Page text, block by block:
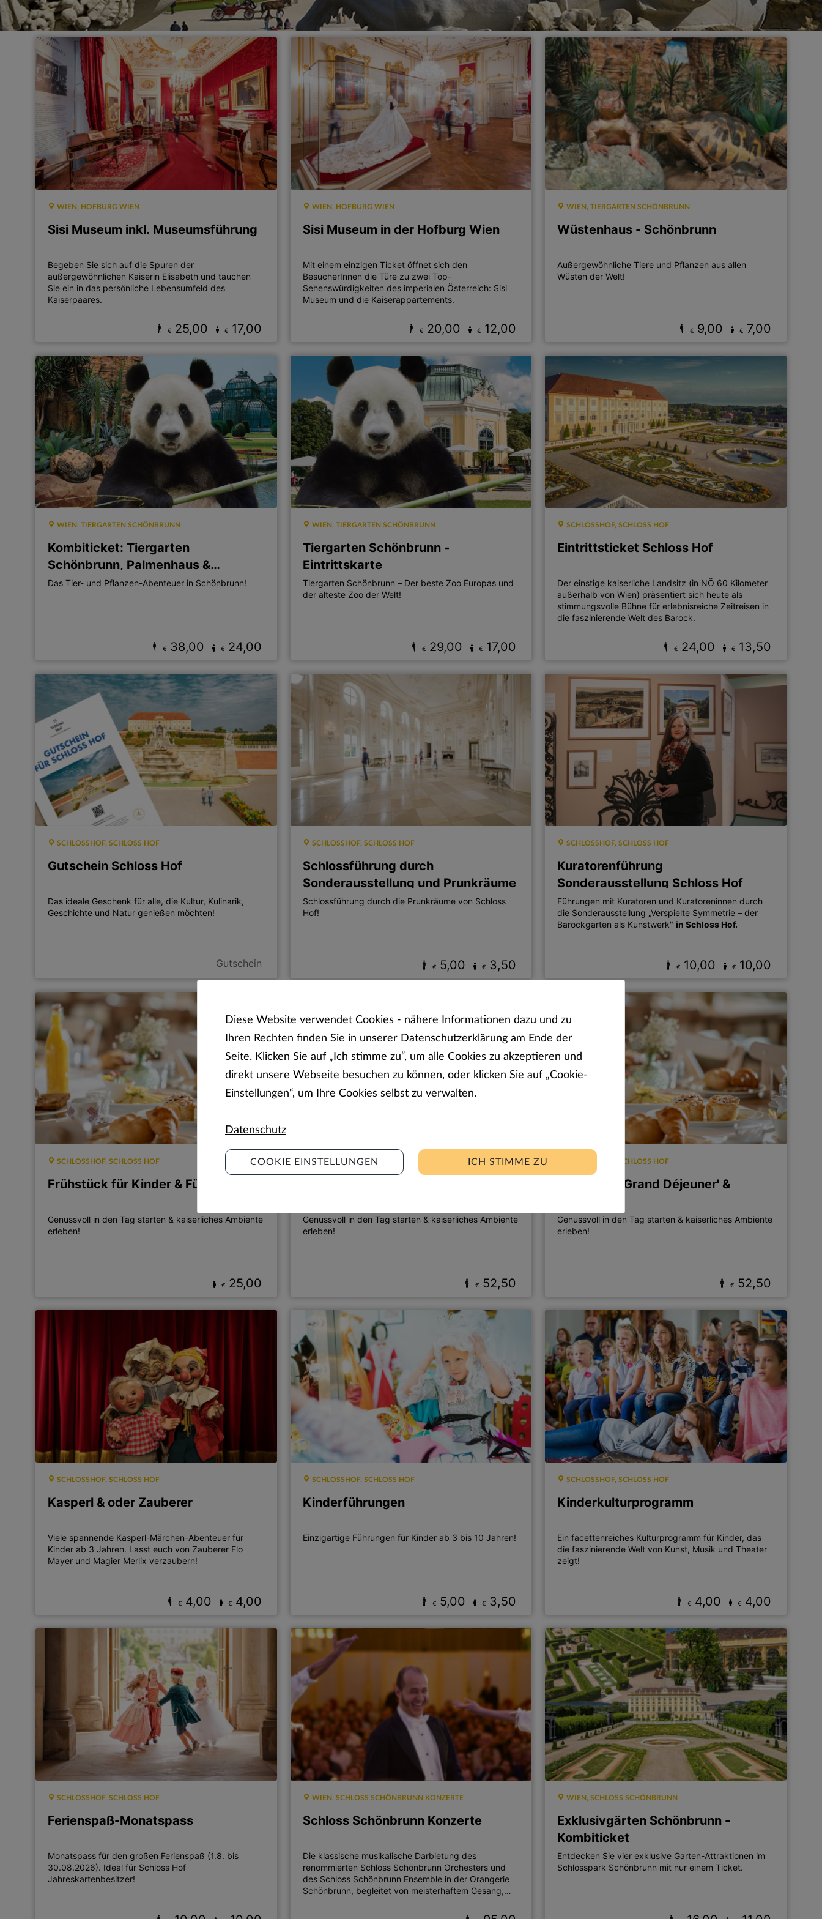
WIEN, HOFBURG WIEN
Sisi Museum inkl. Museumsführung
Begeben Sie sich auf die Spuren der
außergewöhnlichen Kaiserin Elisabeth und tauchen
Sie ein in das persönliche Lebensumfeld des
Kaiserpaares.
€ 25,00 € 17,00
WIEN, HOFBURG WIEN
Sisi Museum in der Hofburg Wien
Mit einem einzigen Ticket öffnet sich den
BesucherInnen die Türe zu zwei Top-
Sehenswürdigkeiten des imperialen Österreich: Sisi
Museum und die Kaiserappartements.
€ 20,00 € 12,00
WIEN, TIERGARTEN SCHÖNBRUNN
Wüstenhaus - Schönbrunn
Außergewöhnliche Tiere und Pflanzen aus allen
Wüsten der Welt!
€ 9,00 € 7,00
WIEN, TIERGARTEN SCHÖNBRUNN
Kombiticket: Tiergarten
Schönbrunn, Palmenhaus &
Wüstenhaus
Das Tier- und Pflanzen-Abenteuer in Schönbrunn!
€ 38,00 € 24,00
WIEN, TIERGARTEN SCHÖNBRUNN
Tiergarten Schönbrunn -
Eintrittskarte
Tiergarten Schönbrunn – Der beste Zoo Europas und
der älteste Zoo der Welt!
€ 29,00 € 17,00
SCHLOSSHOF, SCHLOSS HOF
Eintrittsticket Schloss Hof
Der einstige kaiserliche Landsitz (in NÖ 60 Kilometer
außerhalb von Wien) präsentiert sich heute als
stimmungsvolle Bühne für erlebnisreiche Zeitreisen in
die faszinierende Welt des Barock.
€ 24,00 € 13,50
SCHLOSSHOF, SCHLOSS HOF
Gutschein Schloss Hof
Das ideale Geschenk für alle, die Kultur, Kulinarik,
Geschichte und Natur genießen möchten!
Gutschein
SCHLOSSHOF, SCHLOSS HOF
Schlossführung durch
Sonderausstellung und Prunkräume
Schlossführung durch die Prunkräume von Schloss
Hof!
€ 5,00 € 3,50
SCHLOSSHOF, SCHLOSS HOF
Kuratorenführung
Sonderausstellung Schloss Hof
Führungen mit Kuratoren und Kuratoreninnen durch
die Sonderausstellung „Verspielte Symmetrie – der
Barockgarten als Kunstwerk" in Schloss Hof.
€ 10,00 € 10,00
SCHLOSSHOF, SCHLOSS HOF
Frühstück für Kinder & Führung
Genussvoll in den Tag starten & kaiserliches Ambiente
erleben!
€ 25,00
SCHLOSSHOF, SCHLOSS HOF
Genussvoll in den Tag starten & kaiserliches Ambiente
erleben!
€ 52,50
SCHLOSSHOF, SCHLOSS HOF
Frühstück 'Grand Déjeuner' &
Genussvoll in den Tag starten & kaiserliches Ambiente
erleben!
€ 52,50
SCHLOSSHOF, SCHLOSS HOF
Kasperl & oder Zauberer
Viele spannende Kasperl-Märchen-Abenteuer für
Kinder ab 3 Jahren. Lasst euch von Zauberer Flo
Mayer und Magier Merlix verzaubern!
€ 4,00 € 4,00
SCHLOSSHOF, SCHLOSS HOF
Kinderführungen
Einzigartige Führungen für Kinder ab 3 bis 10 Jahren!
€ 5,00 € 3,50
SCHLOSSHOF, SCHLOSS HOF
Kinderkulturprogramm
Ein facettenreiches Kulturprogramm für Kinder, das
die faszinierende Welt von Kunst, Musik und Theater
zeigt!
€ 4,00 € 4,00
SCHLOSSHOF, SCHLOSS HOF
Ferienspaß-Monatspass
Monatspass für den großen Ferienspaß (1.8. bis
30.08.2026). Ideal für Schloss Hof
Jahreskartenbesitzer!
WIEN, SCHLOSS SCHÖNBRUNN KONZERTE
Schloss Schönbrunn Konzerte
Die klassische musikalische Darbietung des
renommierten Schloss Schönbrunn Orchesters und
des Schloss Schönbrunn Ensemble in der Orangerie
Schönbrunn, begleitet von meisterhaftem Gesang,
WIEN, SCHLOSS SCHÖNBRUNN
Exklusivgärten Schönbrunn -
Kombiticket
Entdecken Sie vier exklusive Garten-Attraktionen im
Schlosspark Schönbrunn mit nur einem Ticket.
Diese Website verwendet Cookies - nähere Informationen dazu und zu
Ihren Rechten finden Sie in unserer Datenschutzerklärung am Ende der
Seite. Klicken Sie auf „Ich stimme zu“, um alle Cookies zu akzeptieren und
direkt unsere Webseite besuchen zu können, oder klicken Sie auf „Cookie-
Einstellungen“, um Ihre Cookies selbst zu verwalten.
Datenschutz
COOKIE EINSTELLUNGEN ICH STIMME ZU